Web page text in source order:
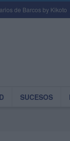
de Barcos by Kikoto
SUCESOS